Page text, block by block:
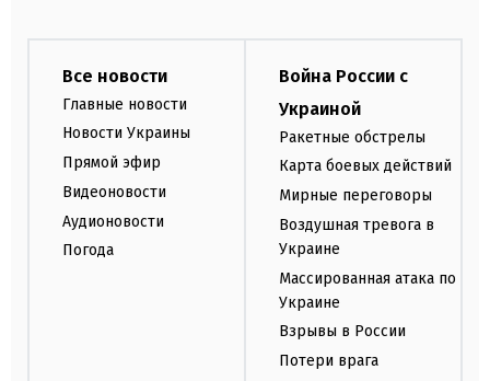
Все новости
Главные новости
Новости Украины
Прямой эфир
Видеоновости
Аудионовости
Погода
Война России с
Украиной
Ракетные обстрелы
Карта боевых действий
Мирные переговоры
Воздушная тревога в
Украине
Массированная атака по
Украине
Взрывы в России
Потери врага